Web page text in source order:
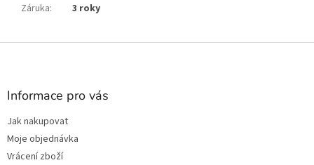
Záruka: 3 roky
Z
Informace pro vás
Jak nakupovat
Moje objednávka
Vrácení zboží